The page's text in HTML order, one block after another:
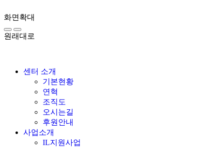
화면확대
원래대로
센터 소개
기본현황
연혁
조직도
오시는길
후원안내
사업소개
IL지원사업